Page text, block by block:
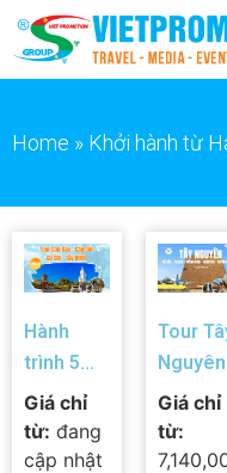
Home » Khởi hành từ
Hành
trình 5
ngày
khám phá
Côn Đảo
Giá chỉ
từ: đang
cập nhật
Tour
Nguyên
5N4Đ: Hà
Nội –
Pleiku
Giá chỉ
từ: